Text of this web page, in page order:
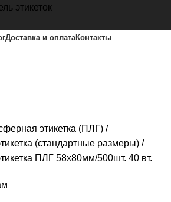
этикеток
Доставка и оплатаКонтакты
этикетка (ПЛГ)
(стандартные размеры)
ПЛГ 58х80мм/500шт. 40 вт.